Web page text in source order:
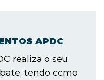
APDC
realiza o seu
tendo como